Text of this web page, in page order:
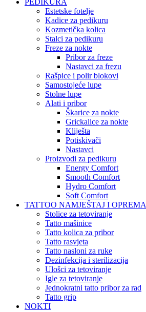
PEDIKURA
Estetske fotelje
Kadice za pedikuru
Kozmetička kolica
Stalci za pedikuru
Freze za nokte
Pribor za freze
Nastavci za frezu
Rašpice i polir blokovi
Samostojeće lupe
Stolne lupe
Alati i pribor
Škarice za nokte
Grickalice za nokte
Kliješta
Potiskivači
Nastavci
Proizvodi za pedikuru
Energy Comfort
Smooth Comfort
Hydro Comfort
Soft Comfort
TATTOO NAMJEŠTAJ I OPREMA
Stolice za tetoviranje
Tatto mašinice
Tatto kolica za pribor
Tatto rasvjeta
Tatto nasloni za ruke
Dezinfekcija i sterilizacija
Ulošci za tetoviranje
Igle za tetoviranje
Jednokratni tatto pribor za rad
Tatto grip
NOKTI